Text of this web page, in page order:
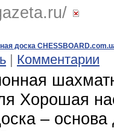
доска
| Комментарии
Хорошая
– основа